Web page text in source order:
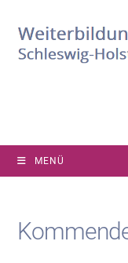
Inhalt
springen
MENÜ